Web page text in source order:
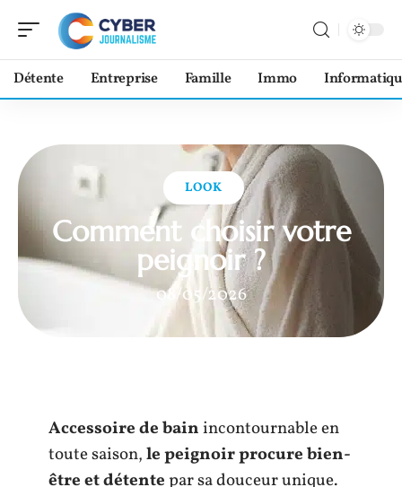
Détente Entreprise Famille Immo
LOOK
Comment choisir votre
peignoir ?
08/05/2026
Accessoire de bainincontournable en
toute saison,le peignoir procure bien-
être et détentepar sa douceur unique.